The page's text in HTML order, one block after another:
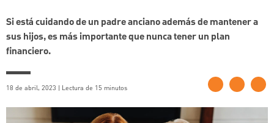
Si está cuidando de un padre anciano además de mantener a
sus hijos, es más importante que nunca tener un plan
financiero.
18 de abril, 2023 | Lectura de 15 minutos